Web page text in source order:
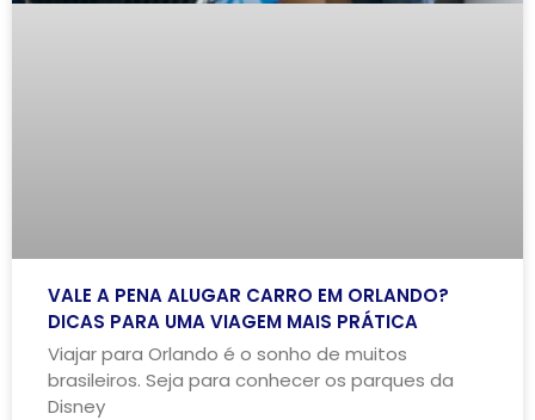
VALE A PENA ALUGAR CARRO EM ORLANDO?
DICAS PARA UMA VIAGEM MAIS PRÁTICA
Viajar para Orlando é o sonho de muitos
brasileiros. Seja para conhecer os parques da
Disney